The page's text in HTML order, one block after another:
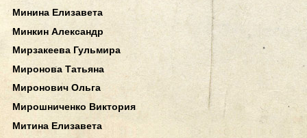
Минина Елизавета
Минкин Александр
Мирзакеева Гульмира
Миронова Татьяна
Миронович Ольга
Мирошниченко Виктория
Митина Елизавета